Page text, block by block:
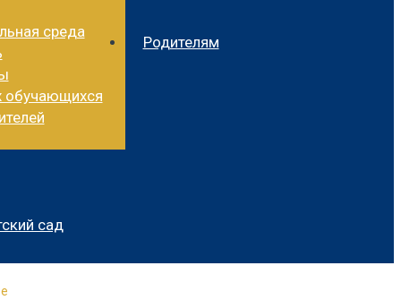
среда
обучающихся
Родителям
сад